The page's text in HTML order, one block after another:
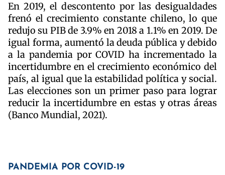
En 2019, el descontento por las desigualdades
frenó el crecimiento constante chileno, lo que
redujo su PIB de 3.9% en 2018 a 1.1% en 2019. De
igual forma, aumentó la deuda pública y debido
a la pandemia por COVID ha incrementado la
incertidumbre en el crecimiento económico del
país, al igual que la estabilidad política y social.
Las elecciones son un primer paso para lograr
reducir la incertidumbre en estas y otras áreas
(Banco Mundial, 2021).
PANDEMIA POR COVID-19